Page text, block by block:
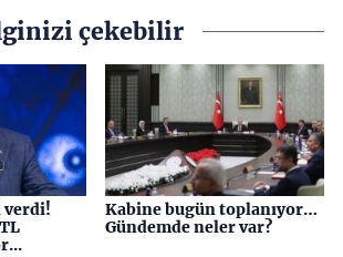
çekebilir
verdi!
Kabine bugün toplanıyor…
Gündemde neler var?